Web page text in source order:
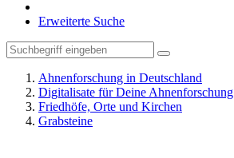
Erweiterte Suche
Ahnenforschung in Deutschland
Digitalisate für Deine Ahnenforschung
Friedhöfe, Orte und Kirchen
Grabsteine